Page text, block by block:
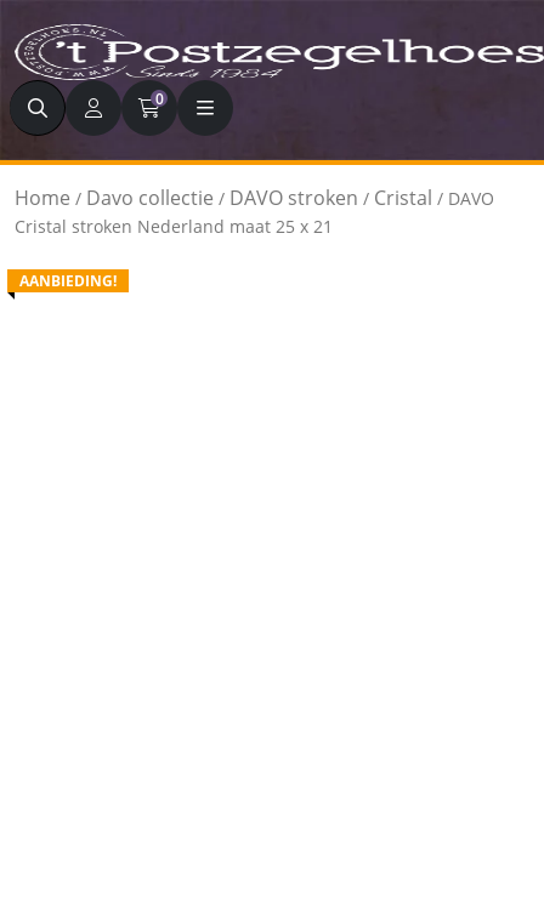
Zoeken 0
Home / Davo collectie / DAVO stroken / Cristal / DAVO
Cristal stroken Nederland maat 25 x 21
AANBIEDING!